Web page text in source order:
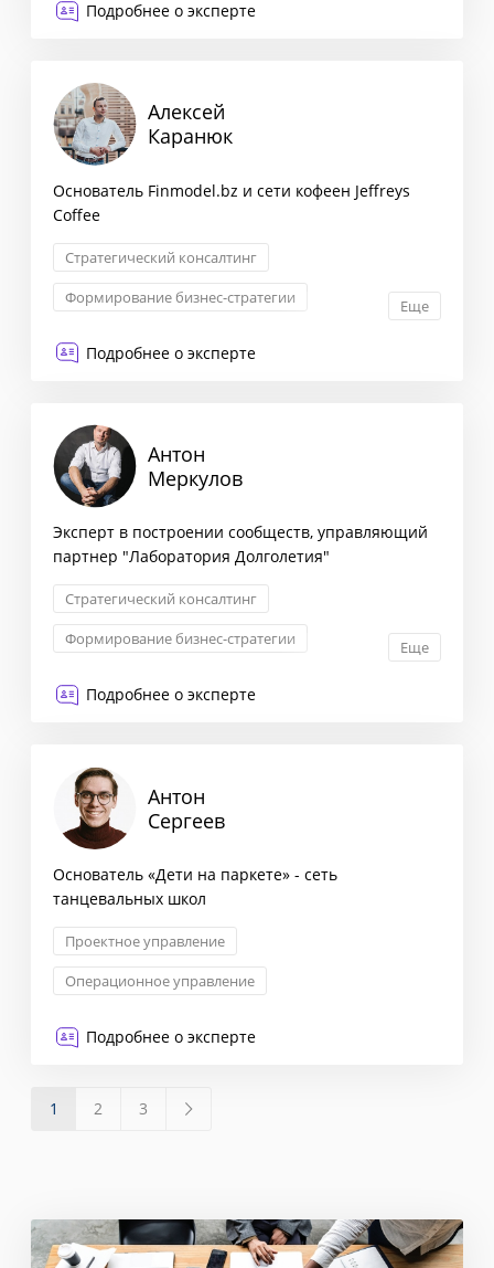
Подробнее о эксперте
Алексей
Каранюк
Основатель Finmodel.bz и сети кофеен Jeffreys
Coffee
Стратегический консалтинг
Формирование бизнес-стратегии
Еще
Подробнее о эксперте
Антон
Меркулов
Эксперт в построении сообществ, управляющий
партнер "Лаборатория Долголетия"
Стратегический консалтинг
Формирование бизнес-стратегии
Еще
Подробнее о эксперте
Антон
Сергеев
Основатель «Дети на паркете» - сеть
танцевальных школ
Проектное управление
Операционное управление
Подробнее о эксперте
1 2 3